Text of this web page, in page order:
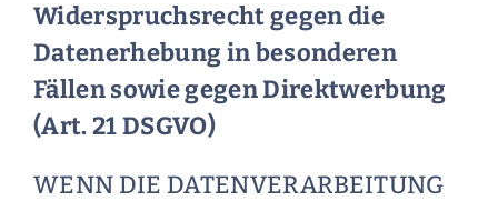
Widerspruchsrecht gegen die
Datenerhebung in besonderen
Fällen sowie gegen Direktwerbung
(Art. 21 DSGVO)
WENN DIE DATENVERARBEITUNG